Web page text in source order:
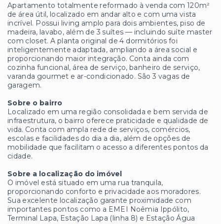
Apartamento totalmente reformado à venda com 120m²
de área útil, localizado em andar alto e com uma vista
incrível. Possui living amplo para dois ambientes, piso de
madeira, lavabo, além de 3 suítes — incluindo suíte master
com closet. A planta original de 4 dormitórios foi
inteligentemente adaptada, ampliando a área social e
proporcionando maior integração. Conta ainda com
cozinha funcional, área de serviço, banheiro de serviço,
varanda gourmet e ar-condicionado. São 3 vagas de
garagem.
Sobre o bairro
Localizado em uma região consolidada e bem servida de
infraestrutura, o bairro oferece praticidade e qualidade de
vida. Conta com ampla rede de serviços, comércios,
escolas e facilidades do dia a dia, além de opções de
mobilidade que facilitam o acesso a diferentes pontos da
cidade.
Sobre a localização do imóvel
O imóvel está situado em uma rua tranquila,
proporcionando conforto e privacidade aos moradores.
Sua excelente localização garante proximidade com
importantes pontos como a EMEI Noêmia Ippólito,
Terminal Lapa, Estação Lapa (linha 8) e Estação Água